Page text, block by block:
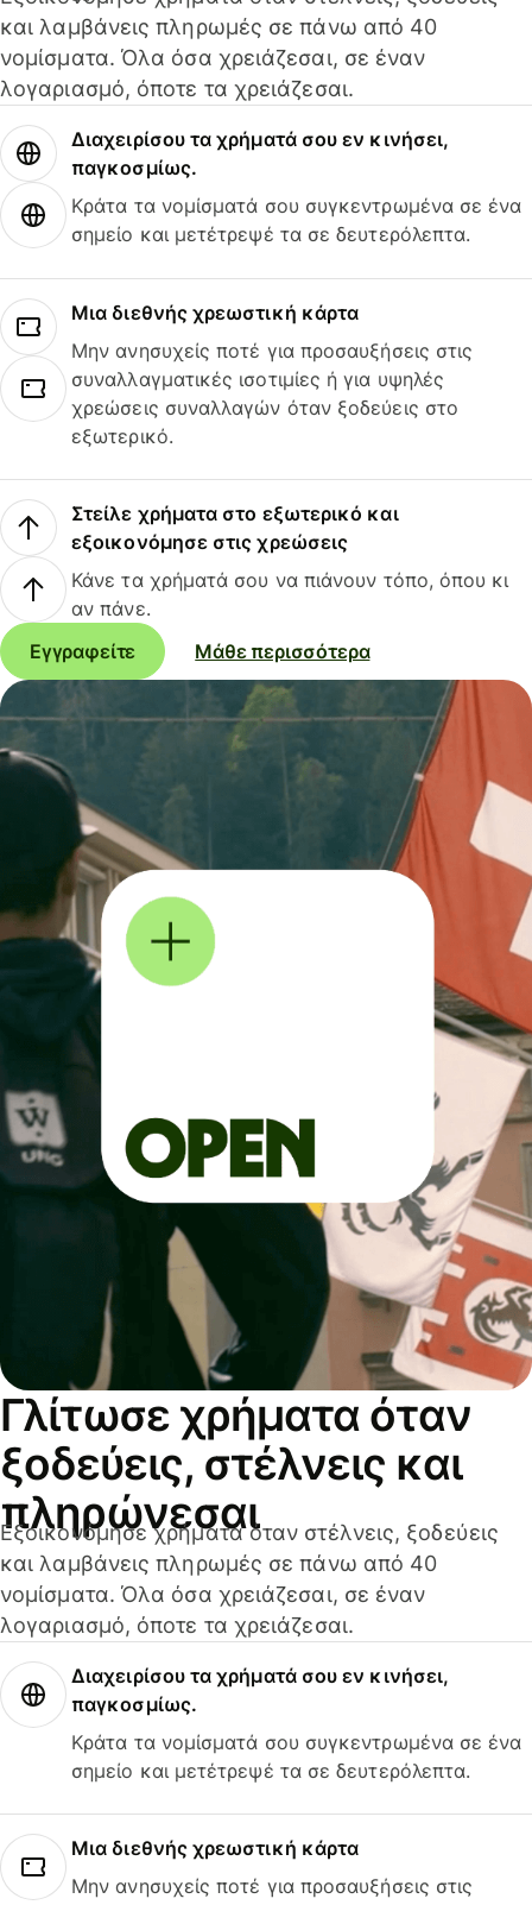
και λαμβάνεις πληρωμές σε πάνω από 40
νομίσματα. Όλα όσα χρειάζεσαι, σε έναν
λογαριασμό, όποτε τα χρειάζεσαι.
Διαχειρίσου τα χρήματά σου εν κινήσει,
παγκοσμίως.
Κράτα τα νομίσματά σου συγκεντρωμένα σε ένα
σημείο και μετέτρεψέ τα σε δευτερόλεπτα.
Μια διεθνής χρεωστική κάρτα
Μην ανησυχείς ποτέ για προσαυξήσεις στις
συναλλαγματικές ισοτιμίες ή για υψηλές
χρεώσεις συναλλαγών όταν ξοδεύεις στο
εξωτερικό.
Στείλε χρήματα στο εξωτερικό και
εξοικονόμησε στις χρεώσεις
Κάνε τα χρήματά σου να πιάνουν τόπο, όπου κι
αν πάνε.
Εγγραφείτε
Μάθε περισσότερα
Γλίτωσε χρήματα όταν
ξοδεύεις, στέλνεις και
πληρώνεσαι
Εξοικονόμησε χρήματα όταν στέλνεις, ξοδεύεις
και λαμβάνεις πληρωμές σε πάνω από 40
νομίσματα. Όλα όσα χρειάζεσαι, σε έναν
λογαριασμό, όποτε τα χρειάζεσαι.
Διαχειρίσου τα χρήματά σου εν κινήσει,
παγκοσμίως.
Κράτα τα νομίσματά σου συγκεντρωμένα σε ένα
σημείο και μετέτρεψέ τα σε δευτερόλεπτα.
Μια διεθνής χρεωστική κάρτα
Μην ανησυχείς ποτέ για προσαυξήσεις στις